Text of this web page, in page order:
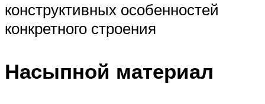
конструктивных особенностей
конкретного строения
Насыпной материал